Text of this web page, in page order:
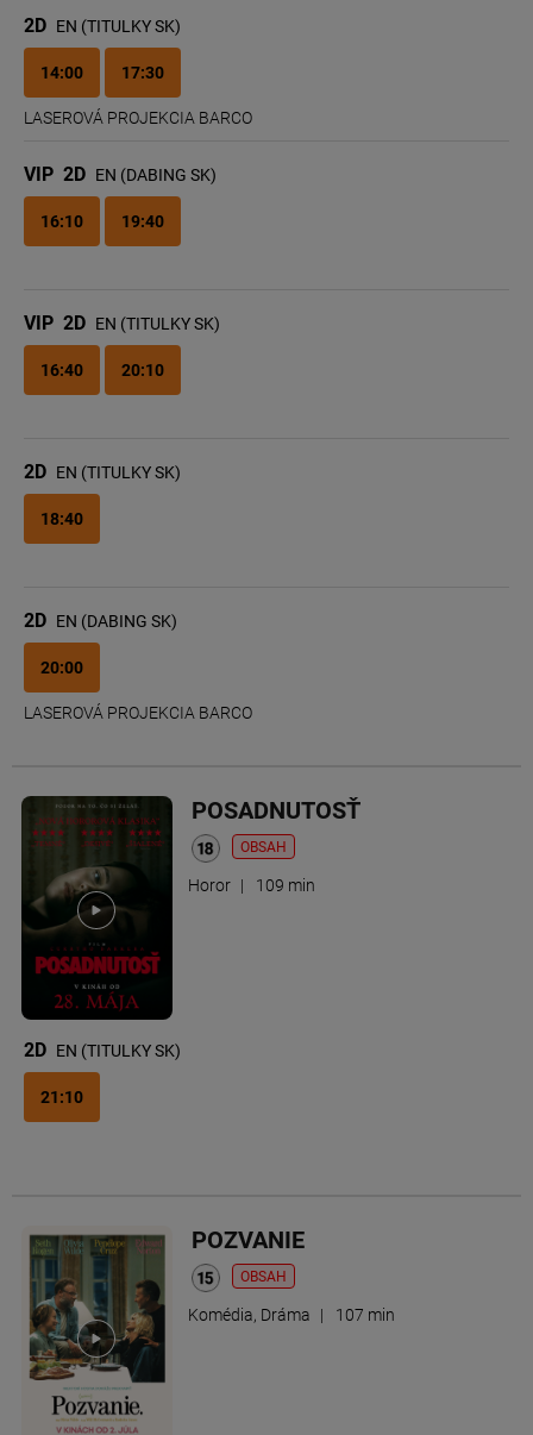
2D EN (TITULKY SK)
14:00 17:30
LASEROVÁ PROJEKCIA BARCO
VIP 2D EN (DABING SK)
16:10 19:40
VIP 2D EN (TITULKY SK)
16:40 20:10
2D EN (TITULKY SK)
18:40
2D EN (DABING SK)
20:00
LASEROVÁ PROJEKCIA BARCO
POSADNUTOSŤ
OBSAH
Horor | 109 min
2D EN (TITULKY SK)
21:10
POZVANIE
OBSAH
Komédia, Dráma | 107 min